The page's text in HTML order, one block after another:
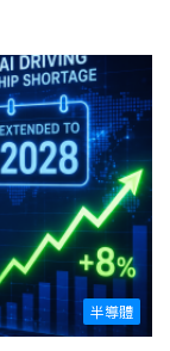
半導體